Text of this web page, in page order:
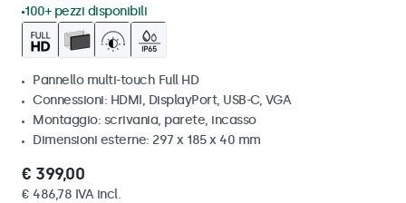
100+ pezzi disponibili
Pannello multi-touch Full HD
Connessioni: HDMI, DisplayPort, USB-C, VGA
Montaggio: scrivania, parete, incasso
Dimensioni esterne: 297 x 185 x 40 mm
€ 399,00
€ 486,78 IVA incl.